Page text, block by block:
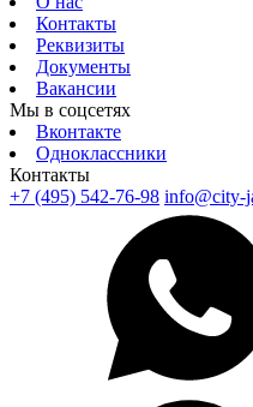
Контакты
Реквизиты
Документы
Вакансии
Мы в соцсетях
Вконтакте
Одноклассники
Контакты
+7 (495) 542-76-98 info@city-